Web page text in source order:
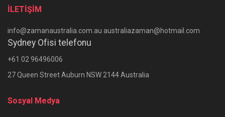
İLETİŞİM
info@zamanaustralia.com.au australiazaman@hotmail.com
Sydney Ofisi telefonu
+61 02 96496006
27 Queen Street Auburn NSW 2144 Australia
Sosyal Medya